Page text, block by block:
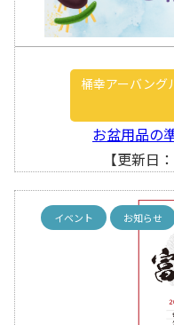
桶幸アーバング
お盆用品の
【更新日
イベント お知らせ